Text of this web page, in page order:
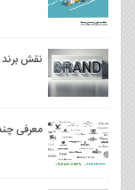
نقش
معرفی